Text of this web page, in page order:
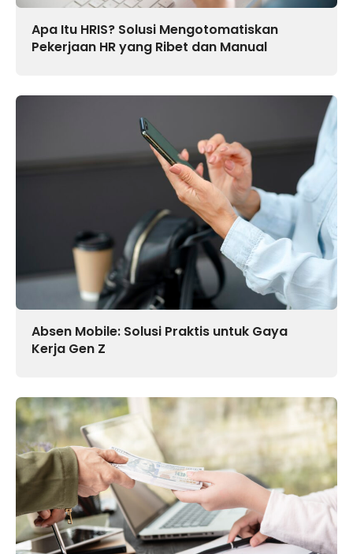
Apa Itu HRIS? Solusi Mengotomatiskan
Pekerjaan HR yang Ribet dan Manual
Absen Mobile: Solusi Praktis untuk Gaya
Kerja Gen Z